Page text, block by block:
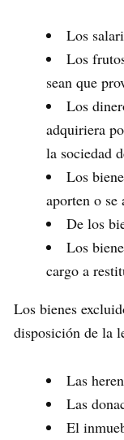
Los
Los
sean que
Los
adquiriera
la sociedad
Los
aporten o se
De los
Los
cargo a
Los bienes
disposición de la
Las
Las
El